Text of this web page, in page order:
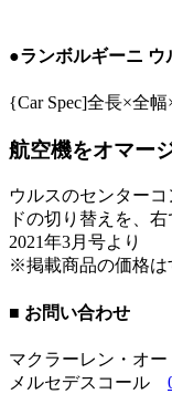
●ランボルギーニ ウ
{Car Spec]全長×全
航空機をオマー
ウルスのセンター
ドの切り替えを、
2021年3月号より
※掲載商品の価格は
■ お問い合わせ
マクラーレン・オ
メルセデスコール